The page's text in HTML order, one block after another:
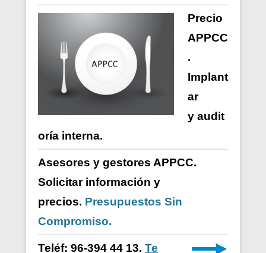
Precio
APPCC
.
Implant
ar
y audit
oría interna.
Asesores y gestores APPCC.
Solicitar información y
precios. Presupuestos Sin
Compromiso.
Teléf: 96-394 44 13. Te